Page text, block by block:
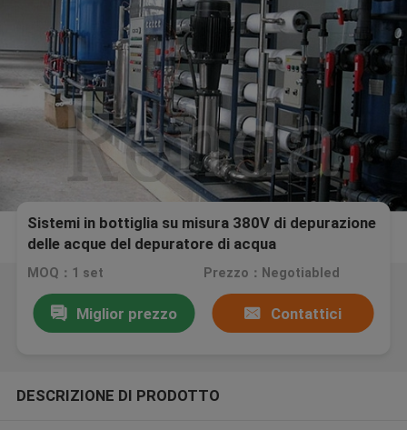
Sistemi in bottiglia su misura 380V di depurazione
delle acque del depuratore di acqua
dell'emolliente dei sistemi di depurazione delle
MOQ：1 set Prezzo：Negotiabled
Miglior prezzo Contattici
DESCRIZIONE DI PRODOTTO